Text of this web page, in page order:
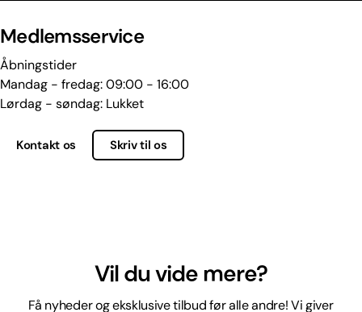
Medlemsservice
Åbningstider
Mandag - fredag: 09:00 - 16:00
Lørdag - søndag: Lukket
Kontakt os Skriv til os
Vil du vide mere?
Få nyheder og eksklusive tilbud før alle andre! Vi giver